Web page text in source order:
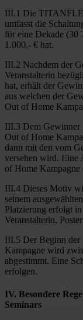
III.1 Die
umfasst die
für eine Dekade (30
1.000,- € hat.
III.2 Nachdem der
Veranstalterin
hat, erhält der
aus welchen der
Out of Home
III.3 Dem
Out of Home
dann mit den vom
versehen wird.
of Home
III.4 Dieses Motiv
seinem
Platzierung erfolgt
Veranstalterin,
III.5 Der Beginn
Kampagne wird
abgestimmt. Eine
erfolgen.
IV. Besondere
Seminars